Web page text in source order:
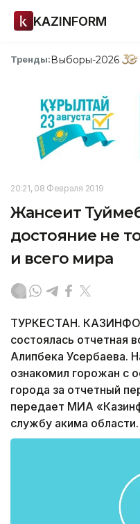
KAZINFORM
Тренды:Выборы-2026
20:21, 08 Февраля 2019
Жансеит
достояние не
и всего мира
ТУРКЕСТАН.
состоялась отчетная
Алипбека Усербаева.
ознакомил горожан с
города за отчетный
передает МИА
службу акима области.